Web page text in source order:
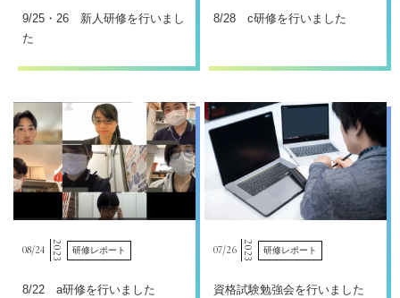
9/25・26 新人研修を行いまし
た
8/28 c研修を行いました
08/24 2023 研修レポート
8/22 a研修を行いました
07/26 2023 研修レポート
資格試験勉強会を行いました